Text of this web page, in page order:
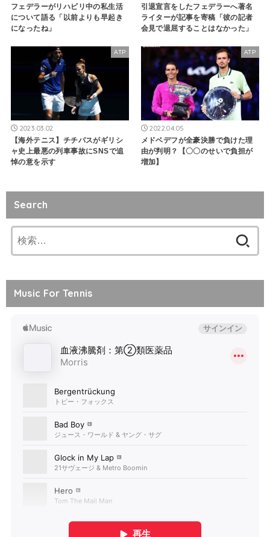
フェデラーがリハビリ中の私生活
について語る「以前よりも早起き
になったね」
引退宣言をしたフェデラーへ著名
ライターが記事を寄稿「彼の記者
会見で退屈することはなかった」
ATP
2023.03.02
【海外テニス】チチパスがギリシ
ャ史上最悪の列車事故にSNSで追
悼の意を示す
ATP
2022.04.05
メドベデフが全豪決勝で負けた理
由が判明？【〇〇のせいで負担が
増加】
Search
索:
Music For Tennis